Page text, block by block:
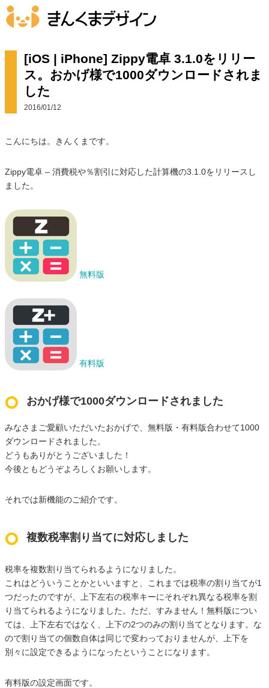
[iOS | iPhone] Zippy電卓 3.1.0をリリー
ス。おかげ様で1000ダウンロードされま
した
2016/01/12
こんにちは。きんくまです。
Zippy電卓 – 消費税や％割引に対応した計算機の3.1.0をリリースし
ました。
無料版
有料版
おかげ様で1000ダウンロードされました
みなさまご愛顧いただいたおかげで、無料版・有料版合わせて1000
ダウンロードされました。
どうもありがとうございました！
今後ともどうぞよろしくお願いします。
それでは新機能のご紹介です。
複数税率割り当てに対応しました
税率を複数割り当てられるようになりました。
これはどういうことかといいますと、これまでは税率の割り当てが1
つだったのですが、上下左右の税率キーにそれぞれ異なる税率を割
り当てられるようになりました。ただ、すみません！無料版につい
ては、上下左右ではなく、上下の2つのみの割り当てとなります。な
ので割り当ての個数自体は同じで変わっておりませんが、上下を
別々に設定できるようになったということになります。
有料版の設定画面です。